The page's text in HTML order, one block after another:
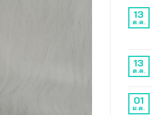
13
ต.ค.
13
ต.ค.
01
ม.ค.